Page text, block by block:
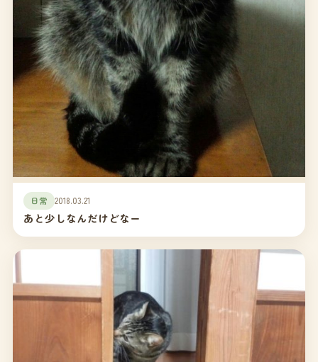
日常 2018.03.21
あと少しなんだけどなー